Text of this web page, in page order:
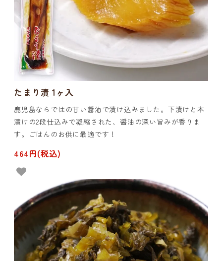
たまり漬 1ヶ入
鹿児島ならではの甘い醤油で漬け込みました。下漬けと本
漬けの2段仕込みで凝縮された、醤油の深い旨みが香りま
す。ごはんのお供に最適です！
464円(税込)